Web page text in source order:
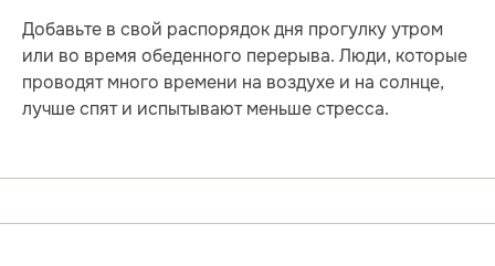
Добавьте в свой распорядок дня прогулку утром
или во время обеденного перерыва. Люди, которые
проводят много времени на воздухе и на солнце,
лучше спят и испытывают меньше стресса.